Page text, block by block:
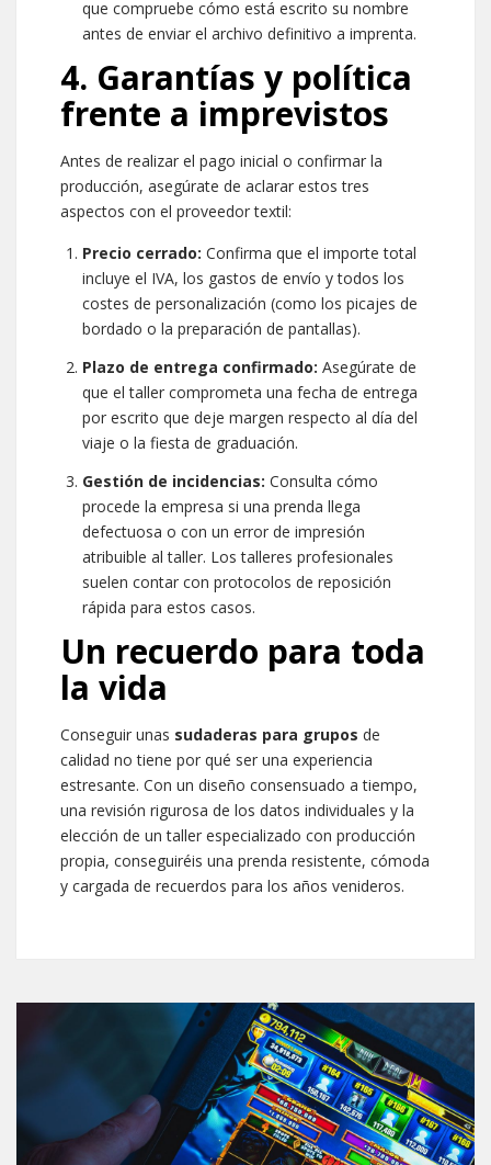
que compruebe cómo está escrito su nombre
antes de enviar el archivo definitivo a imprenta.
4. Garantías y política
frente a imprevistos
Antes de realizar el pago inicial o confirmar la
producción, asegúrate de aclarar estos tres
aspectos con el proveedor textil:
Precio cerrado: Confirma que el importe total
incluye el IVA, los gastos de envío y todos los
costes de personalización (como los picajes de
bordado o la preparación de pantallas).
Plazo de entrega confirmado: Asegúrate de
que el taller comprometa una fecha de entrega
por escrito que deje margen respecto al día del
viaje o la fiesta de graduación.
Gestión de incidencias: Consulta cómo
procede la empresa si una prenda llega
defectuosa o con un error de impresión
atribuible al taller. Los talleres profesionales
suelen contar con protocolos de reposición
rápida para estos casos.
Un recuerdo para toda
la vida
Conseguir unas sudaderas para grupos de
calidad no tiene por qué ser una experiencia
estresante. Con un diseño consensuado a tiempo,
una revisión rigurosa de los datos individuales y la
elección de un taller especializado con producción
propia, conseguiréis una prenda resistente, cómoda
y cargada de recuerdos para los años venideros.